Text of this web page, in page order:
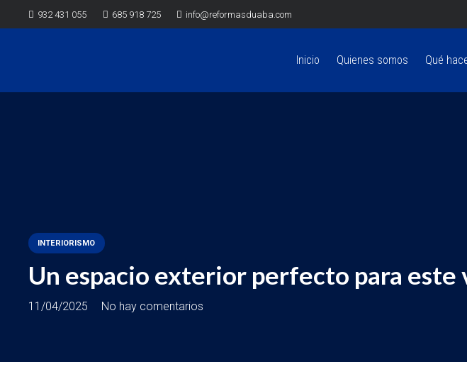
932 431 055 685 918 725 info@reformasduaba.com
Inicio Quienes somos Qué
INTERIORISMO
Un espacio exterior perfecto para este
11/04/2025 No hay comentarios